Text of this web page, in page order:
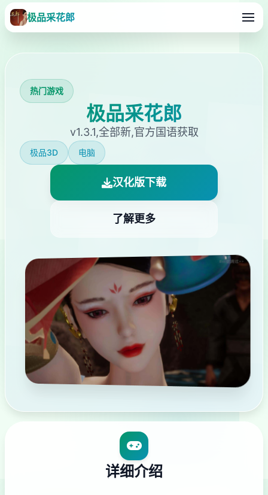
极品采花郎
热门游戏
极品采花郎
v1.3.1,全部新,官方国语获取
极品3D 电脑
汉化版下载
了解更多
详细介绍